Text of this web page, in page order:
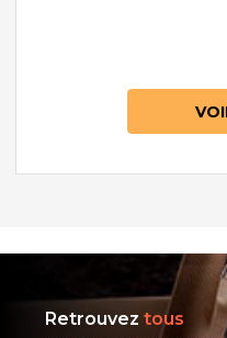
Retrouvez tous